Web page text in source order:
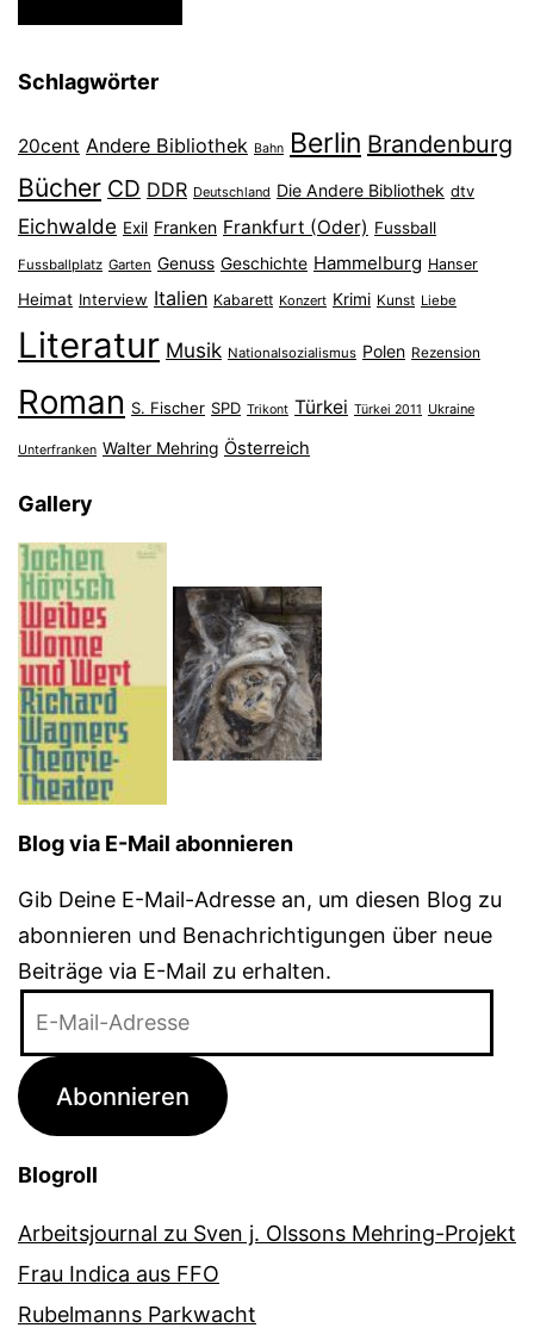
Schlagwörter
20cent Andere Bibliothek Bahn Berlin Brandenburg
Bücher CD DDR Deutschland Die Andere Bibliothek dtv
Eichwalde Exil Franken Frankfurt (Oder) Fussball
Fussballplatz Garten Genuss Geschichte Hammelburg Hanser
Heimat Interview Italien Kabarett Konzert Krimi Kunst Liebe
Literatur Musik Nationalsozialismus Polen Rezension
Roman S. Fischer SPD Trikont Türkei Türkei 2011 Ukraine
Unterfranken Walter Mehring Österreich
Gallery
Blog via E-Mail abonnieren
Gib Deine E-Mail-Adresse an, um diesen Blog zu
abonnieren und Benachrichtigungen über neue
Beiträge via E-Mail zu erhalten.
Adresse
Abonnieren
Blogroll
Arbeitsjournal zu Sven j. Olssons Mehring-Projekt
Frau Indica aus FFO
Rubelmanns Parkwacht